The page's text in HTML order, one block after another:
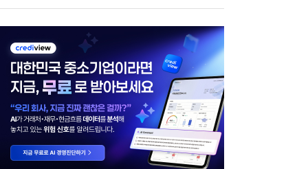
공제…임광현 "무한정 혜택, 공정한가"
효과…'올○스' 운영법인 폐업
제 코인거래소까지 샅샅이 본다
생산땐 세금 깎아준다
드 '행시, 파격'
지형 읽는 세 가지 키워드
만드는 국세공무원…왜?
?…'주(酒)벤저스'의 전통주 즐기는 법
직에 '클로드' 도입…AI 업무 전환 본격화